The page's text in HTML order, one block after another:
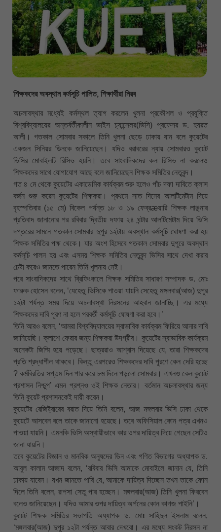
শিক্ষকদের অবস্থান কর্মসূচি পালিত, শিক্ষার্থীরা নিরব
অচলাবস্থার মধ্যেই কর্মস্থল ত্যাগ করলেন খুলনা প্রকৌশল ও প্রযুক্তি
বিশ্ববিদ্যালয়ের অন্তর্বর্তীকালীন ভাইস চ্যান্সেলর(ভিসি) প্রফেসর ড. হযরত
আলী। গতকাল সোমবার সকালে তিনি খুলনা ছেড়ে ঢাকায় যান বলে কুয়েটের
একজন সিনিয়র ডিনকে জানিয়েছেন। যদিও বরাবরের ন্যায় সোমবারও কুয়েট
ভিসির মোবাইলটি রিসিভ হয়নি। তবে সাংবাদিকদের কল রিসিভ না করলেও
শিক্ষকদের সাথে যোগাযোগ আছে বলে জানিয়েছেন শিক্ষক সমিতির নেতৃবৃন্দ।
গত ৪ মে থেকে কুয়েটের একাডেমিক কার্যক্রম শুরু হলেও পাঁচ দফা দাবিতে ক্লাস
বর্জন শুরু করেন কুয়েটের শিক্ষকরা। প্রথমে সাত দিনের আলটিমেটাম দিয়ে
বৃহস্পতিবার (১৫ মে) বিকেল পর্যন্ত ১৮ ও ১৯ ফেব্রæয়ারি শিক্ষক লাঞ্ছনার
প্রতিবাদ জানানোর পর রবিবার দ্বিতীয় দফায় ২৪ ঘন্টার আলটিমেটাম দিয়ে ভিসি
দপ্তরের সামনে গতকাল সোমবার দুপুর ১২টায় অবস্থান কর্মসূচি ঘোষণা করা হয়
শিক্ষক সমিতির পক্ষ থেকে। যার অংশ হিসেবে গতকাল সোমবার দুপুরে অবস্থান
কর্মসূচি পালন হয় এবং এসময় শিক্ষক সমিতির নেতৃবৃন্দ ভিসির সাথে দেখা করার
চেষ্টা করেও জানতে পারেন তিনি খুলনায় নেই।
পরে সাংবাদিকদের সাথে ব্রিফিংকালে শিক্ষক সমিতির সাধারণ সম্পাদক ড. মোঃ
ফারুক হোসেন বলেন, ‘যেহেতু ভিসিকে পাওয়া যায়নি সেহেতু মঙ্গলবার(আজ) দুপুর
১২টা পর্যন্ত সময় দিয়ে অচলাবস্থা নিরসনের আহবান জানাচ্ছি। এর মধ্যে
শিক্ষকদের দাবি পূরণ না হলে পরবর্তী কর্মসূচি ঘোষণা করা হবে।’
তিনি আরও বলেন, ‘আমরা বিশ্ববিদ্যালয়ের স্বাভাবিক কার্যক্রম ফিরিয়ে আনার দাবি
জানিয়েছি। ক্লাশে ফেরার জন্য শিক্ষকরা উদগ্রীব। কুয়েটের স্বাভাবিক কার্যক্রম
অনেকটা জিম্মি হয়ে পড়েছে। ছাত্ররাও আশ্বাস দিয়েছে যে, তারা শিক্ষকদের
প্রতি শ্রদ্ধাশীল থাকবে। কিন্তু এরপরেও শিক্ষকদের দাবি পূরণে কেন দেরি হচ্ছে
? কর্মবিরতির সপ্তম দিন পার করে ৮ম দিনে পড়লো সোমবার। এখনও কেন কুয়েট
প্রশাসন নিশ্চুপ’ এমন প্রশ্নও ওই শিক্ষক নেতার। বর্তমান অচলাবস্থার জন্য
তিনি কুয়েট প্রশাসনকেই দায়ী করেন।
কুয়েটের রেজিষ্ট্রারের বরাত দিয়ে তিনি বলেন, আজ মঙ্গলবার ভিসি ঢাকা থেকে
কুয়েটে আসবেন বলে তাকে জানানো হয়েছে। তবে অফিসিয়াল কোন পত্র এখনও
পাওয়া যায়নি। এমনকি ভিসি অস্থায়ীভাবে কার ওপর দায়িত্ব দিয়ে গেছেন সেটিও
জানা যায়নি।
তবে কুয়েটের বিজ্ঞান ও মানবিক অনুষদের ডিন এবং গণিত বিভাগের অধ্যাপক ড.
আবুল কালাম আজাদ বলেন, ‘রবিবার ভিসি আমাকে মোবাইলে জানান যে, তিনি
ঢাকায় যাবেন। যখন জানতে পারি যে, আমাকে দায়িত্ব দিচ্ছেন তখন তাকে ফোন
দিলে তিনি বলেন, রূপসা সেতু পার হচ্ছেন। মঙ্গলবার(আজ) তিনি খুলনা ফিরবেন
বলেও জানিয়েছেন। যদিও আমার ওপর দায়িত্ব অর্পনের কোন কাগজ পাইনি’।
কুয়েট শিক্ষক সমিতির সভাপতি অধ্যাপক ড. মোঃ সাহিদুল ইসলাম বলেন,
‘মঙ্গলবার(আজ) দুপুর ১২টা পর্যন্ত আবার দেখবো। এর মধ্যে সংকট নিরসন না